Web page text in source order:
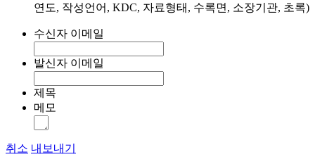
연도, 작성언어, KDC, 자료형태, 수록면, 소장기관, 초록)
수신자 이메일
발신자 이메일
제목
메모
취소 내보내기